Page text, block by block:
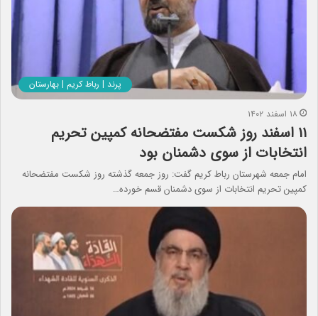
پرند | رباط کریم | بهارستان
۱۸ اسفند ۱۴۰۲
۱۱ اسفند روز شکست مفتضحانه کمپین تحریم
انتخابات از سوی دشمنان بود
امام جمعه شهرستان رباط کریم گفت: روز جمعه گذشته روز شکست مفتضحانه
کمپین تحریم انتخابات از سوی دشمنان قسم خورده…